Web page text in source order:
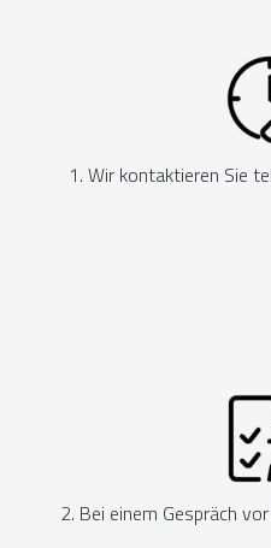
1. Wir kontaktieren Sie
2. Bei einem Gespräch